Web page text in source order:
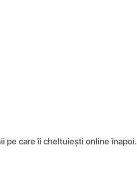
pe care îi cheltuiești online înapoi.